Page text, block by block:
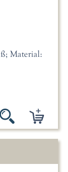
Material: